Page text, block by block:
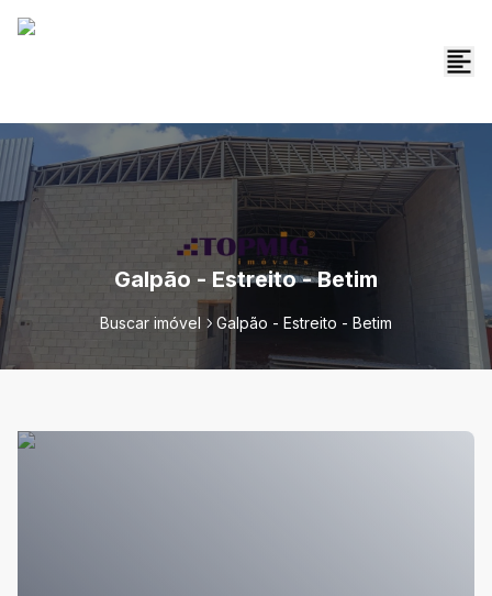
Galpão - Estreito - Betim
Buscar imóvel Galpão - Estreito - Betim